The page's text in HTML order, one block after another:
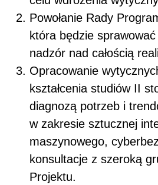
Powołanie Rady
która będzie
nadzór nad całością
Opracowanie
kształcenia studiów II
diagnozą potrzeb i
w zakresie sztucznej
maszynowego,
konsultacje z szeroką
Projektu.